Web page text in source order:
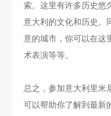
索。这里有许多历史悠
意大利的文化和历史。
意的城市，你可以在这
术表演等等。
总之，参加意大利里米
可以帮助你了解到最新